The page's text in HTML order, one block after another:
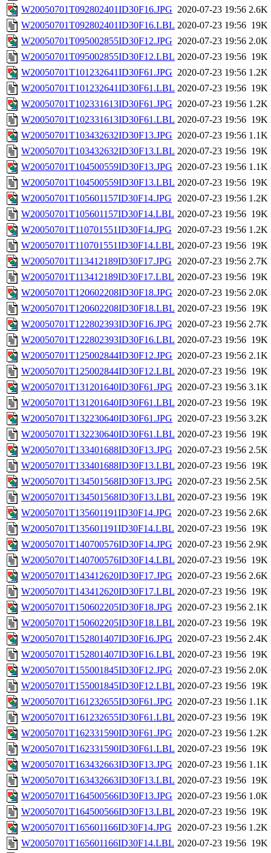
W20050701T092802401ID30F16.JPG 2020-07-23 19:56 2.6K
W20050701T092802401ID30F16.LBL 2020-07-23 19:56 19K
W20050701T095002855ID30F12.JPG 2020-07-23 19:56 2.0K
W20050701T095002855ID30F12.LBL 2020-07-23 19:56 19K
W20050701T101232641ID30F61.JPG 2020-07-23 19:56 1.2K
W20050701T101232641ID30F61.LBL 2020-07-23 19:56 19K
W20050701T102331613ID30F61.JPG 2020-07-23 19:56 1.2K
W20050701T102331613ID30F61.LBL 2020-07-23 19:56 19K
W20050701T103432632ID30F13.JPG 2020-07-23 19:56 1.1K
W20050701T103432632ID30F13.LBL 2020-07-23 19:56 19K
W20050701T104500559ID30F13.JPG 2020-07-23 19:56 1.1K
W20050701T104500559ID30F13.LBL 2020-07-23 19:56 19K
W20050701T105601157ID30F14.JPG 2020-07-23 19:56 1.2K
W20050701T105601157ID30F14.LBL 2020-07-23 19:56 19K
W20050701T110701551ID30F14.JPG 2020-07-23 19:56 1.2K
W20050701T110701551ID30F14.LBL 2020-07-23 19:56 19K
W20050701T113412189ID30F17.JPG 2020-07-23 19:56 2.7K
W20050701T113412189ID30F17.LBL 2020-07-23 19:56 19K
W20050701T120602208ID30F18.JPG 2020-07-23 19:56 2.0K
W20050701T120602208ID30F18.LBL 2020-07-23 19:56 19K
W20050701T122802393ID30F16.JPG 2020-07-23 19:56 2.7K
W20050701T122802393ID30F16.LBL 2020-07-23 19:56 19K
W20050701T125002844ID30F12.JPG 2020-07-23 19:56 2.1K
W20050701T125002844ID30F12.LBL 2020-07-23 19:56 19K
W20050701T131201640ID30F61.JPG 2020-07-23 19:56 3.1K
W20050701T131201640ID30F61.LBL 2020-07-23 19:56 19K
W20050701T132230640ID30F61.JPG 2020-07-23 19:56 3.2K
W20050701T132230640ID30F61.LBL 2020-07-23 19:56 19K
W20050701T133401688ID30F13.JPG 2020-07-23 19:56 2.5K
W20050701T133401688ID30F13.LBL 2020-07-23 19:56 19K
W20050701T134501568ID30F13.JPG 2020-07-23 19:56 2.5K
W20050701T134501568ID30F13.LBL 2020-07-23 19:56 19K
W20050701T135601191ID30F14.JPG 2020-07-23 19:56 2.6K
W20050701T135601191ID30F14.LBL 2020-07-23 19:56 19K
W20050701T140700576ID30F14.JPG 2020-07-23 19:56 2.9K
W20050701T140700576ID30F14.LBL 2020-07-23 19:56 19K
W20050701T143412620ID30F17.JPG 2020-07-23 19:56 2.6K
W20050701T143412620ID30F17.LBL 2020-07-23 19:56 19K
W20050701T150602205ID30F18.JPG 2020-07-23 19:56 2.1K
W20050701T150602205ID30F18.LBL 2020-07-23 19:56 19K
W20050701T152801407ID30F16.JPG 2020-07-23 19:56 2.4K
W20050701T152801407ID30F16.LBL 2020-07-23 19:56 19K
W20050701T155001845ID30F12.JPG 2020-07-23 19:56 2.0K
W20050701T155001845ID30F12.LBL 2020-07-23 19:56 19K
W20050701T161232655ID30F61.JPG 2020-07-23 19:56 1.1K
W20050701T161232655ID30F61.LBL 2020-07-23 19:56 19K
W20050701T162331590ID30F61.JPG 2020-07-23 19:56 1.2K
W20050701T162331590ID30F61.LBL 2020-07-23 19:56 19K
W20050701T163432663ID30F13.JPG 2020-07-23 19:56 1.1K
W20050701T163432663ID30F13.LBL 2020-07-23 19:56 19K
W20050701T164500566ID30F13.JPG 2020-07-23 19:56 1.0K
W20050701T164500566ID30F13.LBL 2020-07-23 19:56 19K
W20050701T165601166ID30F14.JPG 2020-07-23 19:56 1.2K
W20050701T165601166ID30F14.LBL 2020-07-23 19:56 19K